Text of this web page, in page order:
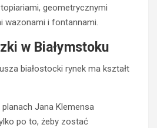
geometrycznymi
wazonami i fontannami.
w Białymstoku
białostocki rynek ma kształt
planach Jana Klemensa
po to, żeby zostać